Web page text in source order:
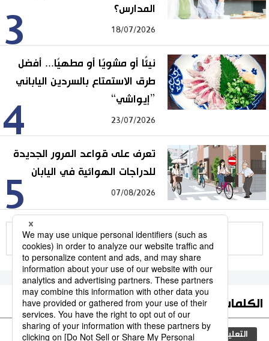
3
المدارس؟
18/07/2026
4
نيئًا أو مشويًا أو مطهيًا... أفضل
طرق الاستمتاع بالسردين الياباني
”إيواشي“
23/07/2026
5
تعرف على قواعد المرور الجديدة
للدراجات الهوائية في اليابان
07/08/2026
للمزيد
الكلمات الأكثر بحثا
التعليم الياباني مجتمع طوكيو الجنس